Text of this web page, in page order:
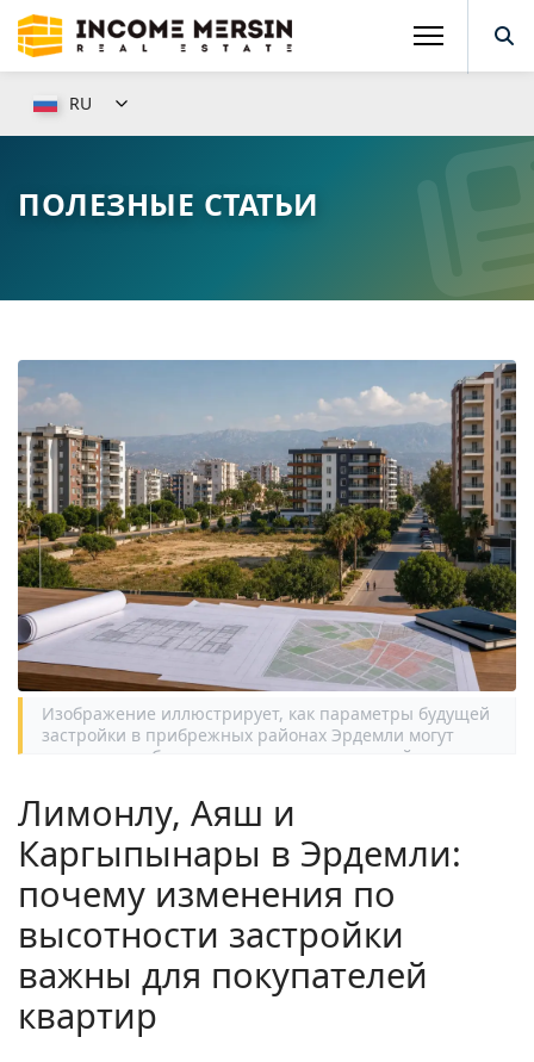
RU
ПОЛЕЗНЫЕ СТАТЬИ
Изображение иллюстрирует, как параметры будущей
застройки в прибрежных районах Эрдемли могут
влиять на выбор квартиры и ощущение района.
Лимонлу, Аяш и
Каргыпынары в Эрдемли:
почему изменения по
высотности застройки
важны для покупателей
квартир